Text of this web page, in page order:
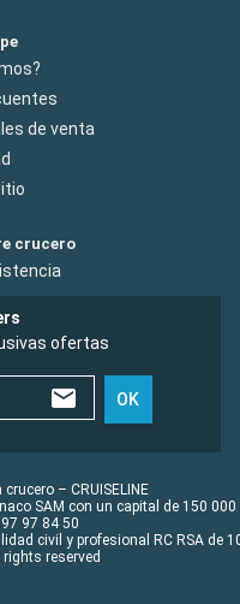
de venta
crucero
ofertas
OK
– CRUISELINE
SAM con un capital de 150 000
97 84 50
civil y profesional RC RSA de
rights reserved